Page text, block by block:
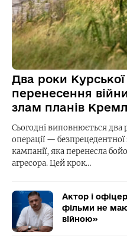
Два роки Курської
перенесення
злам планів
Сьогодні виповнюється два
операції —
кампанії, яка перенесла
агресора. Цей крок…
Актор і
фільми не
війною»